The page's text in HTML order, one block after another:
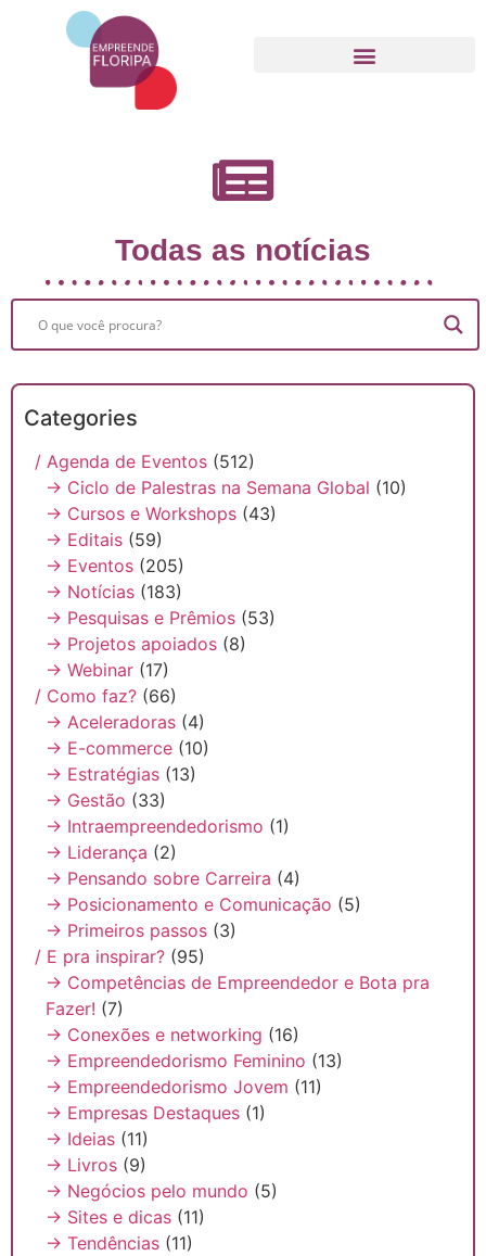
Todas as notícias
Categories
/ Agenda de Eventos (512)
→ Ciclo de Palestras na Semana Global (10)
→ Cursos e Workshops (43)
→ Editais (59)
→ Eventos (205)
→ Notícias (183)
→ Pesquisas e Prêmios (53)
→ Projetos apoiados (8)
→ Webinar (17)
/ Como faz? (66)
→ Aceleradoras (4)
→ E-commerce (10)
→ Estratégias (13)
→ Gestão (33)
→ Intraempreendedorismo (1)
→ Liderança (2)
→ Pensando sobre Carreira (4)
→ Posicionamento e Comunicação (5)
→ Primeiros passos (3)
/ E pra inspirar? (95)
→ Competências de Empreendedor e Bota pra
Fazer! (7)
→ Conexões e networking (16)
→ Empreendedorismo Feminino (13)
→ Empreendedorismo Jovem (11)
→ Empresas Destaques (1)
→ Ideias (11)
→ Livros (9)
→ Negócios pelo mundo (5)
→ Sites e dicas (11)
→ Tendências (11)